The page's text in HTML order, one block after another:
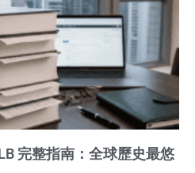
完整指南：全球歷史最悠